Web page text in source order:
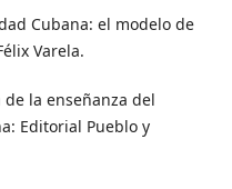
Cubana: el modelo de
Varela.
de la enseñanza del
Editorial Pueblo y